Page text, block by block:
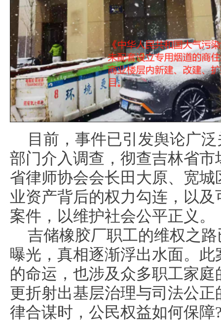
目前，事件已引发舆论广
部门介入调查，彻查吉林省
省律师协会会长田大原、宽
业资产背后的权力勾连，以
案件，以维护社会公平正义。
吉储橡胶厂职工的维权之
曝光，真相逐渐浮出水面。
的命运，也涉及众多职工家
更折射出基层治理与司法公
律合谋时，公民权益如何保